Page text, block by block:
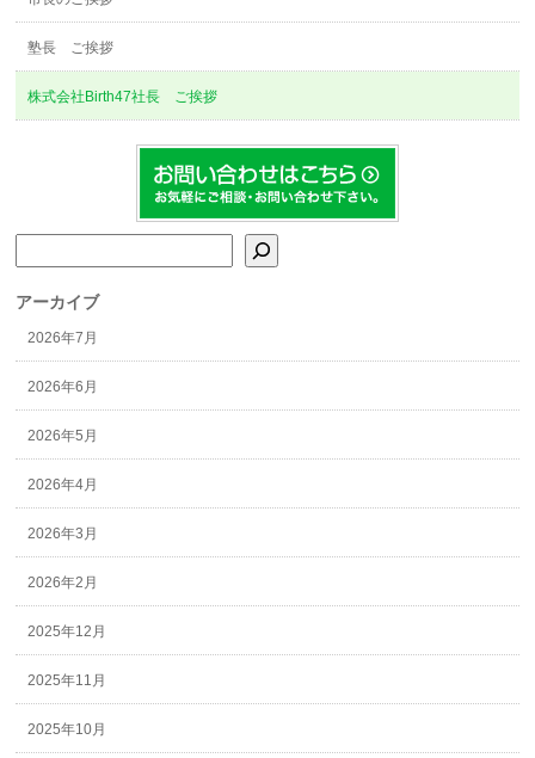
塾長 ご挨拶
株式会社Birth47社長 ご挨拶
アーカイブ
2026年7月
2026年6月
2026年5月
2026年4月
2026年3月
2026年2月
2025年12月
2025年11月
2025年10月